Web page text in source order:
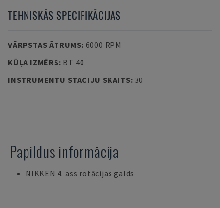
TEHNISKĀS SPECIFIKĀCIJAS
VĀRPSTAS ĀTRUMS: 6000 RPM
KŪĻA IZMĒRS: BT 40
INSTRUMENTU STACIJU SKAITS: 30
Papildus informācija
NIKKEN 4. ass rotācijas galds